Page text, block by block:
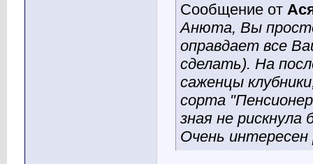
Сообщение от
Анюта, Вы
оправдает все
сделать). На
саженцы
сорта
зная не
Очень